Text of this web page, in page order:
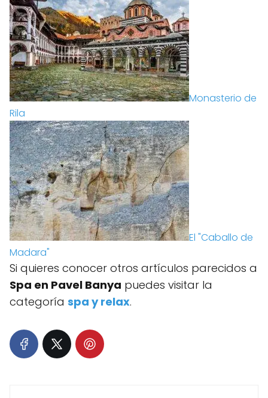
Monasterio de
Rila
El "Caballo de
Madara"
Si quieres conocer otros artículos parecidos a
Spa en Pavel Banya puedes visitar la
categoría spa y relax.